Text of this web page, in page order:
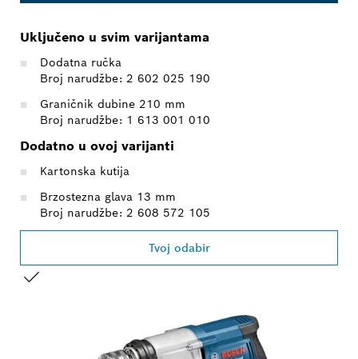
Uključeno u svim varijantama
Dodatna ručka
Broj narudžbe: 2 602 025 190
Graničnik dubine 210 mm
Broj narudžbe: 1 613 001 010
Dodatno u ovoj varijanti
Kartonska kutija
Brzostezna glava 13 mm
Broj narudžbe: 2 608 572 105
Tvoj odabir